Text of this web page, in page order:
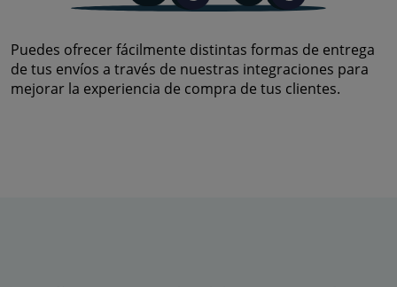
Puedes ofrecer fácilmente distintas formas de entrega
de tus envíos a través de nuestras integraciones para
mejorar la experiencia de compra de tus clientes.